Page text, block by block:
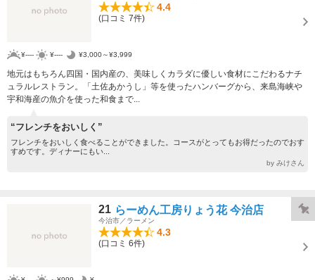
4.4
(口コミ 7件)
¥---- ¥---- ¥3,000～¥3,999
地元はもちろん四国・国内産の、美味しくカラダに優しい食材にこだわるナチ
ュラルレストラン。「土佐あかうし」等を使ったハンバーグから、来島海峡や
宇和海産の魚介を使った和食まで...
“フレンチをおいしく”
フレンチをおいしく食べることができました。コースがとってもお得だったのでおす
すめです。ディナーにもい...
by みけさん
21 らーめん工房りょう花 今治店
今治市／ラーメン
4.3
(口コミ 6件)